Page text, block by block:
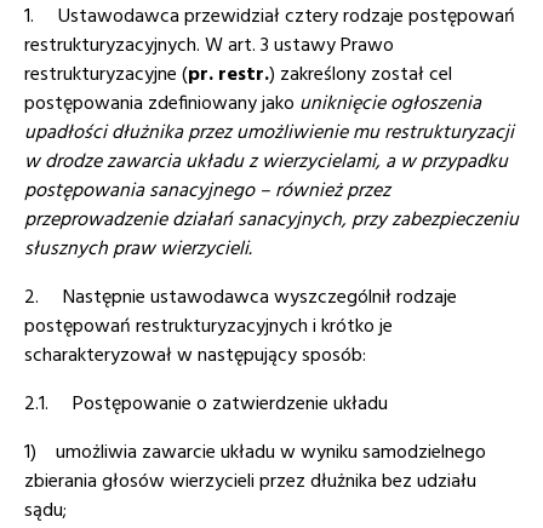
1. Ustawodawca przewidział cztery rodzaje postępowań
restrukturyzacyjnych. W art. 3 ustawy Prawo
restrukturyzacyjne (pr. restr.) zakreślony został cel
postępowania zdefiniowany jako uniknięcie ogłoszenia
upadłości dłużnika przez umożliwienie mu restrukturyzacji
w drodze zawarcia układu z wierzycielami, a w przypadku
postępowania sanacyjnego – również przez
przeprowadzenie działań sanacyjnych, przy zabezpieczeniu
słusznych praw wierzycieli.
2. Następnie ustawodawca wyszczególnił rodzaje
postępowań restrukturyzacyjnych i krótko je
scharakteryzował w następujący sposób:
2.1. Postępowanie o zatwierdzenie układu
1) umożliwia zawarcie układu w wyniku samodzielnego
zbierania głosów wierzycieli przez dłużnika bez udziału
sądu;